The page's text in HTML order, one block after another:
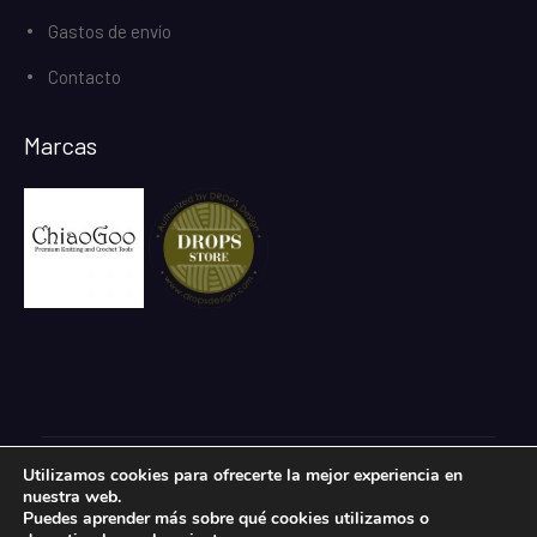
Gastos de envío
Contacto
Marcas
Todos los derechos reservados.
eCommerce Gem porProDesigns
Utilizamos cookies para ofrecerte la mejor experiencia en
nuestra web.
Puedes aprender más sobre qué cookies utilizamos o